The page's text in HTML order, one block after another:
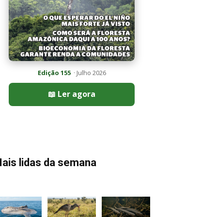
Edição 155· Julho 2026
📖 Ler agora
lidas da semana